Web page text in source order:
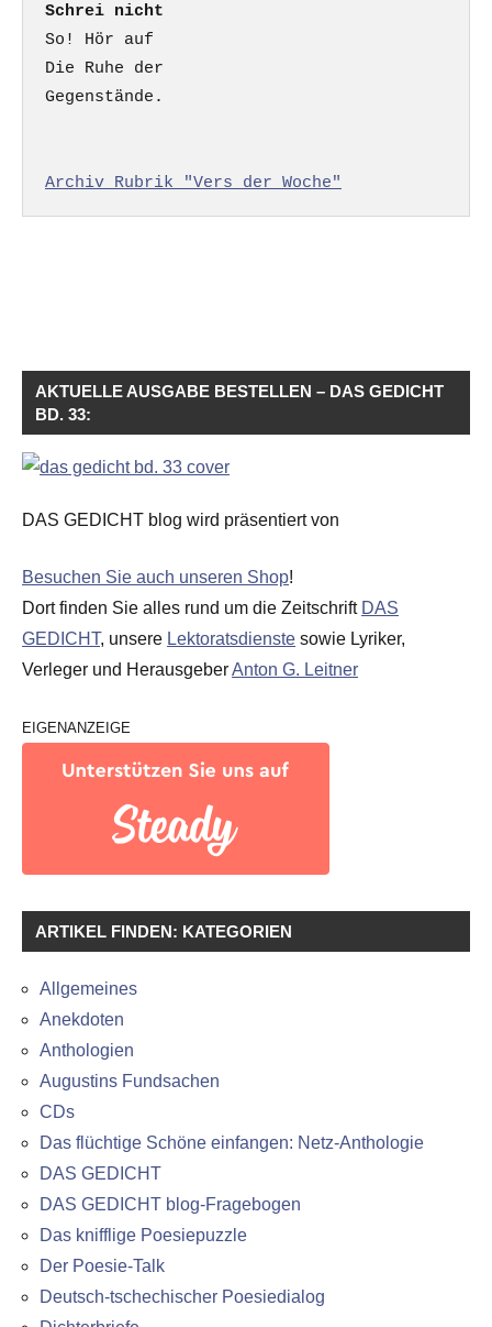
Schrei nicht
So! Hör auf
Die Ruhe der
Gegenstände.
Archiv Rubrik "Vers der Woche"
AKTUELLE AUSGABE BESTELLEN – DAS GEDICHT
BD. 33:
DAS GEDICHT blog wird präsentiert von
Besuchen Sie auch unseren Shop!
Dort finden Sie alles rund um die Zeitschrift DAS
GEDICHT, unsere Lektoratsdienste sowie Lyriker,
Verleger und HerausgeberAnton G. Leitner
EIGENANZEIGE
ARTIKEL FINDEN: KATEGORIEN
Allgemeines
Anekdoten
Anthologien
Augustins Fundsachen
CDs
Das flüchtige Schöne einfangen: Netz-Anthologie
DAS GEDICHT
DAS GEDICHT blog-Fragebogen
Das knifflige Poesiepuzzle
Der Poesie-Talk
Deutsch-tschechischer Poesiedialog